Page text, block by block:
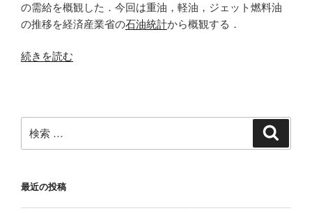
の需給を概観した．今回は重油，軽油，ジェット燃料油
の推移を経済産業省の石油統計から概観する．
“重
ジ
ェ
燃
料
続きを読む
索:
最近の投稿